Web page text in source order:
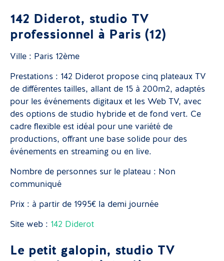
142 Diderot, studio TV
professionnel à Paris (12)
Ville : Paris 12ème
Prestations : 142 Diderot propose cinq plateaux TV
de différentes tailles, allant de 15 à 200m2, adaptés
pour les événements digitaux et les Web TV, avec
des options de studio hybride et de fond vert. Ce
cadre flexible est idéal pour une variété de
productions, offrant une base solide pour des
événements en streaming ou en live.
Nombre de personnes sur le plateau : Non
communiqué
Prix : à partir de 1995€ la demi journée
Site web : 142 Diderot
Le petit galopin, studio TV